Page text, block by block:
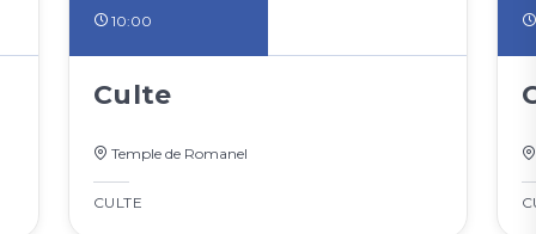
10:00
Culte
Temple de Romanel
CULTE